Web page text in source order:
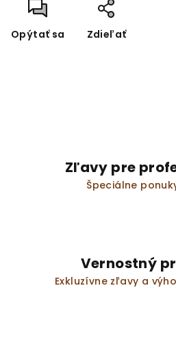
Opýtať sa Zdieľať
Zľavy pre
Špeciálne
Vernostný
Exkluzívne zľavy a